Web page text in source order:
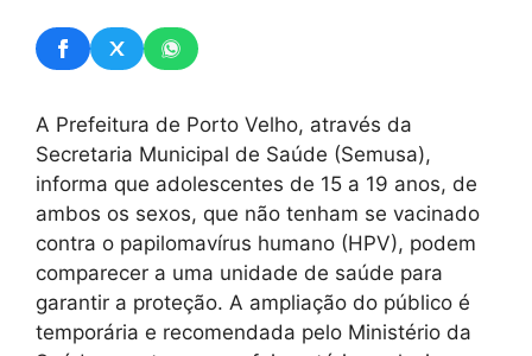
A Prefeitura de Porto Velho, através da
Secretaria Municipal de Saúde (Semusa),
informa que adolescentes de 15 a 19 anos, de
ambos os sexos, que não tenham se vacinado
contra o papilomavírus humano (HPV), podem
comparecer a uma unidade de saúde para
garantir a proteção. A ampliação do público é
temporária e recomendada pelo Ministério da